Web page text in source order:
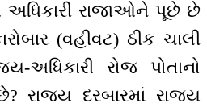
અધિકારી રાજાઓને પૂછે છે
(વહીવટ) ઠીક ચાલી
અધિકારી રોજ પોતાનો
રાજય દરબારમાં રાજ્ય